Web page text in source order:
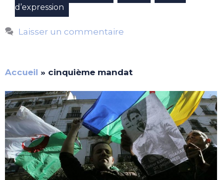
d’expression
Laisser un commentaire
Accueil » cinquième mandat